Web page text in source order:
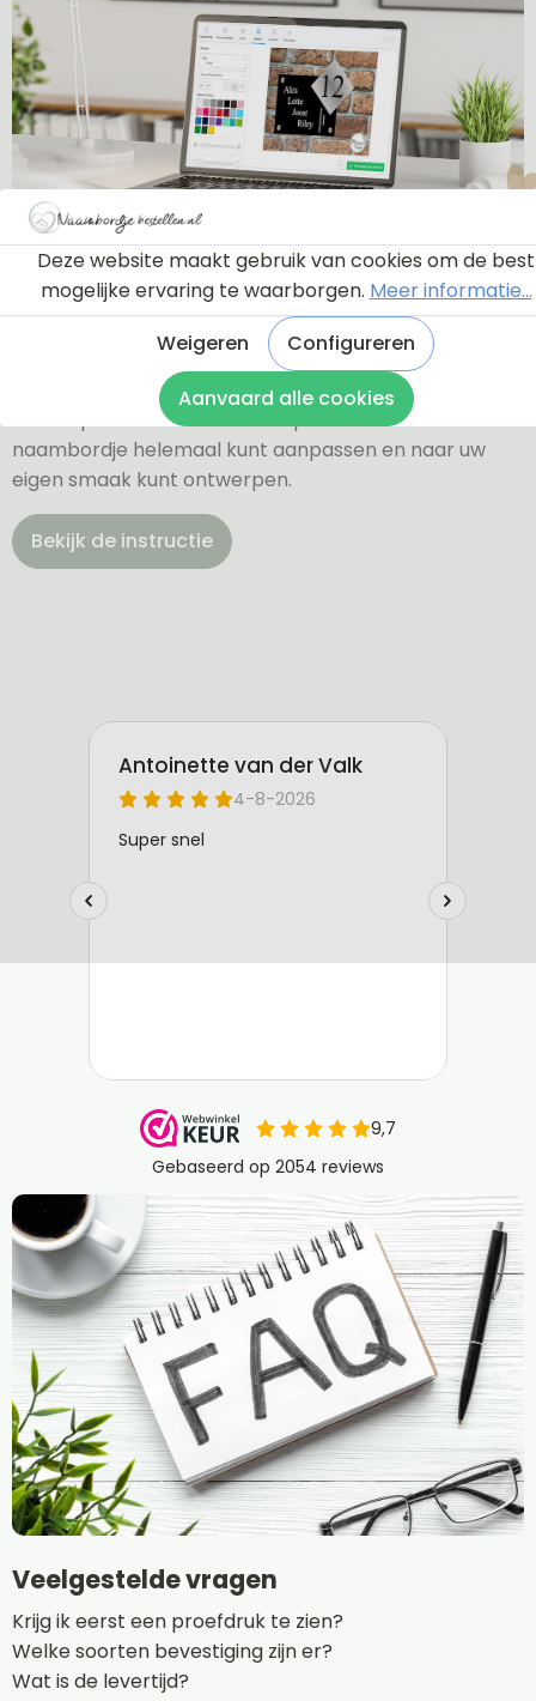
Ontwerptool
Via onderstaande knop komt u bij een instructie en
een tutorial die u een rondleiding geeft door de
ontwerptool. Hierdoor weet u precies hoe u zelf uw
naambordje helemaal kunt aanpassen en naar uw
eigen smaak kunt ontwerpen.
Bekijk de instructie
Veelgestelde vragen
Krijg ik eerst een proefdruk te zien?
Welke soorten bevestiging zijn er?
Wat is de levertijd?
Deze website maakt gebruik van cookies om de best
mogelijke ervaring te waarborgen. Meer informatie...
Weigeren
Configureren
Aanvaard alle cookies